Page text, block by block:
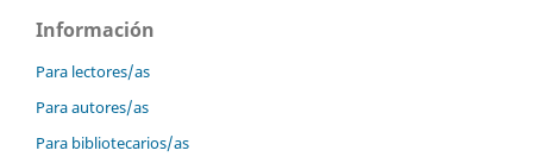
Información
Para lectores/as
Para autores/as
Para bibliotecarios/as